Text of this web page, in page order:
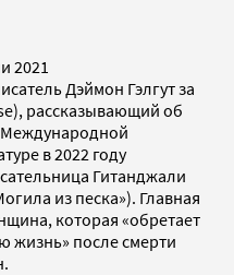
2021
Дэймон Гэлгут за
рассказывающий об
в 2022 году
Гитанджали
из песка»). Главная
которая «обретает
жизнь» после смерти